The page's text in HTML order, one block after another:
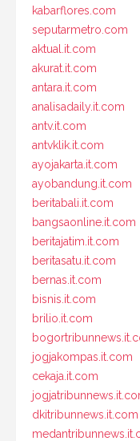
kabarflores.com
seputarmetro.com
aktual.it.com
akurat.it.com
antara.it.com
analisadaily.it.com
antv.it.com
antvklik.it.com
ayojakarta.it.com
ayobandung.it.com
beritabali.it.com
bangsaonline.it.com
beritajatim.it.com
beritasatu.it.com
bernas.it.com
bisnis.it.com
brilio.it.com
jogjakompas.it.com
cekaja.it.com
dkitribunnews.it.com